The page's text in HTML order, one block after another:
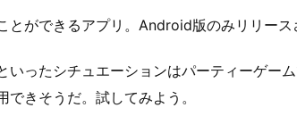
ができるアプリ。Android版のみリリース
いったシチュエーションはパーティーゲー
きそうだ。試してみよう。